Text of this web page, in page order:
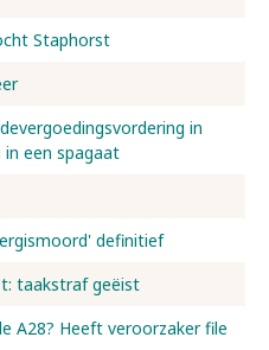
Staphorst
in
een spagaat
definitief
taakstraf geëist
A28? Heeft veroorzaker file